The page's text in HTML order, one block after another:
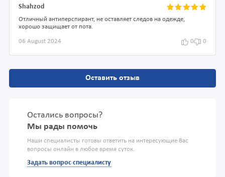
Shahzod
Отличный антиперспирант, не оставляет следов на одежде,
хорошо защищает от пота.
06 August 2024 0 0
Оставить отзыв
Остались вопросы?
Мы рады помочь
Наши специалисты готовы ответить на интересующие Вас
вопросы онлайн в любое время суток.
Задать вопрос специалисту